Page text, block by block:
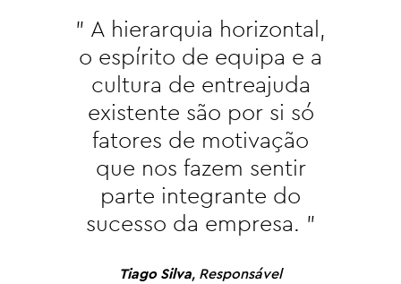
" A hierarquia horizontal,
o espírito de equipa e a
cultura de entreajuda
existente são por si só
fatores de motivação
que nos fazem sentir
parte integrante do
sucesso da empresa. "
Tiago Silva, Responsável